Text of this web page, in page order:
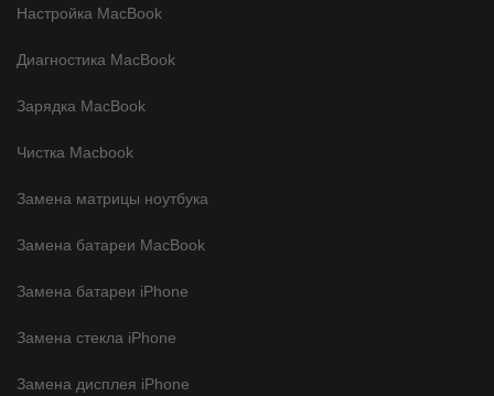
Настройка MacBook
Диагностика MacBook
Зарядка MacBook
Чистка Macbook
Замена матрицы ноутбука
Замена батареи MacBook
Замена батареи iPhone
Замена стекла iPhone
Замена дисплея iPhone